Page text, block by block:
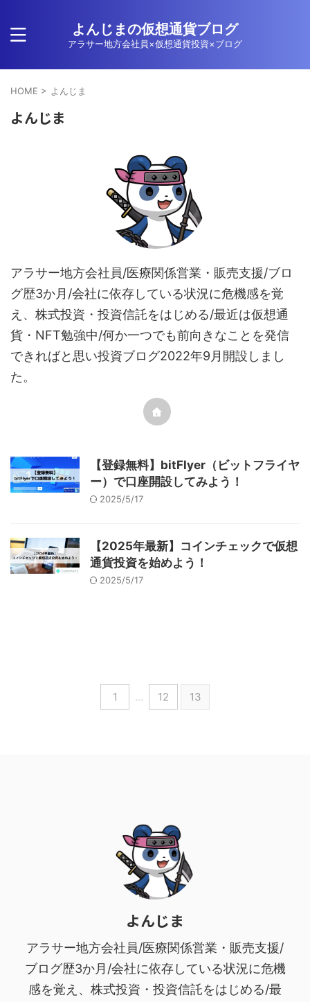
よんじまの仮想通貨ブログ
アラサー地方会社員×仮想通貨投資×ブログ
HOME > よんじま
よんじま
アラサー地方会社員/医療関係営業・販売支援/ブロ
グ歴3か月/会社に依存している状況に危機感を覚
え、株式投資・投資信託をはじめる/最近は仮想通
貨・NFT勉強中/何か一つでも前向きなことを発信
できればと思い投資ブログ2022年9月開設しまし
た。
【登録無料】bitFlyer（ビットフライヤ
ー）で口座開設してみよう！
2025/5/17
【2025年最新】コインチェックで仮想
通貨投資を始めよう！
2025/5/17
1 … 12 13
よんじま
アラサー地方会社員/医療関係営業・販売支援/
ブログ歴3か月/会社に依存している状況に危機
感を覚え、株式投資・投資信託をはじめる/最